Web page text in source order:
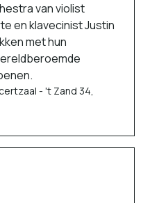
van violist
en klavecinist Justin
met hun
- 't Zand 34,